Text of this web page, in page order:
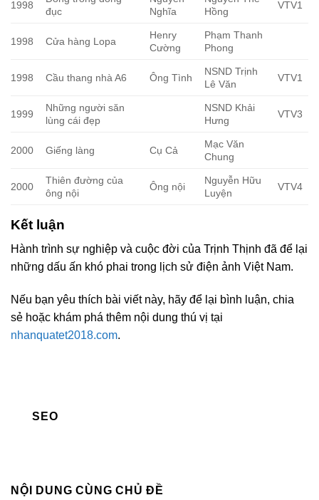
1998
đục
Nghĩa
Hồng
VTV1
1998 Cửa hàng Lopa
Henry
Cường
Phạm Thanh
Phong
1998 Cầu thang nhà A6 Ông Tình
NSND Trịnh
Lê Văn
VTV1
1999
Những người săn
lùng cái đẹp
NSND Khải
Hưng
VTV3
2000 Giếng làng Cụ Cả
Mạc Văn
Chung
2000
Thiên đường của
ông nội
Ông nội
Nguyễn Hữu
Luyện
VTV4
Kết luận
Hành trình sự nghiệp và cuộc đời của Trịnh Thịnh đã để lại
những dấu ấn khó phai trong lịch sử điện ảnh Việt Nam.
Nếu bạn yêu thích bài viết này, hãy để lại bình luận, chia
sẻ hoặc khám phá thêm nội dung thú vị tại
nhanquatet2018.com.
SEO
NỘI DUNG CÙNG CHỦ ĐỀ